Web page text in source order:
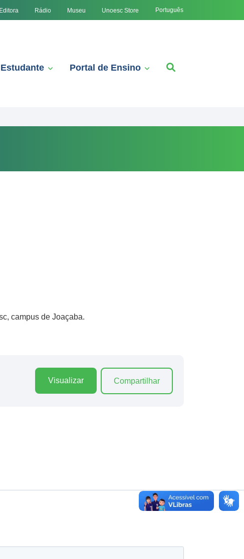
Editora Rádio Museu Unoesc Store Português
Portal de Ensino
campus de Joaçaba.
Visualizar Compartilhar